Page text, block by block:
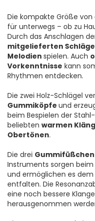
Die kompakte Größe
für unterwegs – ob zu
Durch das Anschlagen
mitgelieferten
Melodien spielen. Auch
Vorkenntnisse kann
Rhythmen entdecken.
Die zwei Holz-Schlägel
Gummiköpfe und
beim Bespielen der
beliebten warmen
Obertönen.
Die drei Gummifüßchen
Instruments sorgen
und ermöglichen es
entfalten. Die
eine noch bessere
herausgenommen